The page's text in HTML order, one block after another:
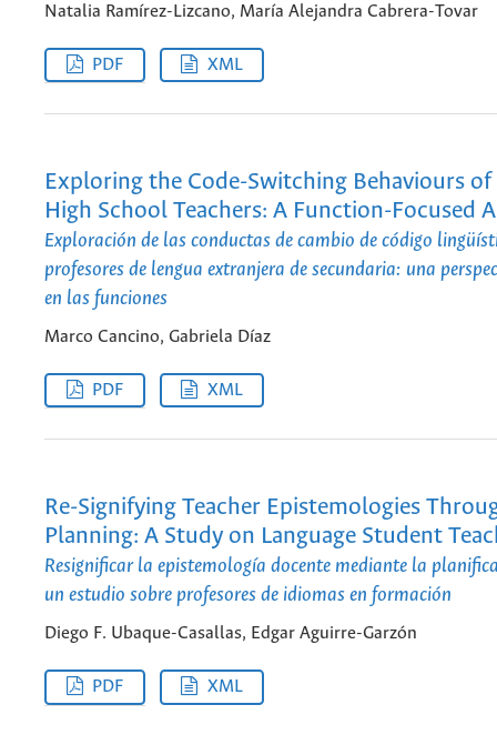
Natalia Ramírez-Lizcano, María Alejandra Cabrera-Tovar
PDF XML
Exploring the Code-Switching Behaviours of
High School Teachers: A Function-Focused
Exploración de las conductas de cambio de código
profesores de lengua extranjera de secundaria: una
en las funciones
Marco Cancino, Gabriela Díaz
PDF XML
Re-Signifying Teacher Epistemologies
Planning: A Study on Language Student
Resignificar la epistemología docente mediante la
un estudio sobre profesores de idiomas en formación
Diego F. Ubaque-Casallas, Edgar Aguirre-Garzón
PDF XML